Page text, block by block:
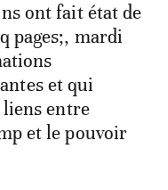
ont fait état de
pages;, mardi
et qui
entre
et le pouvoir